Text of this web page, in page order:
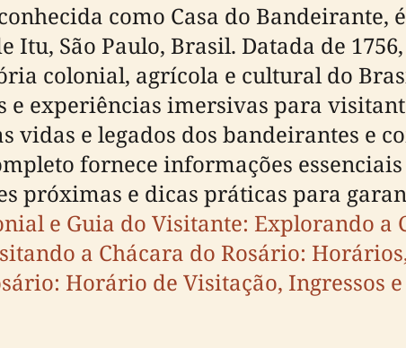
como Casa do
Itu, São Paulo, Brasil. Datada de
colonial, agrícola e cultural do
experiências imersivas para
vidas e legados dos bandeirantes e
fornece informações
próximas e dicas práticas para
e Guia do Visitante: Explorando a
a Chácara do Rosário:
Horário de Visitação, Ingressos